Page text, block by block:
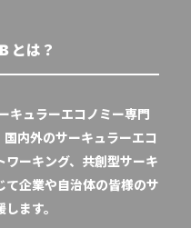
とは？
ュラーエコノミー専門
内外のサーキュラーエコ
ワーキング、共創型サーキ
て企業や自治体の皆様のサ
ます。